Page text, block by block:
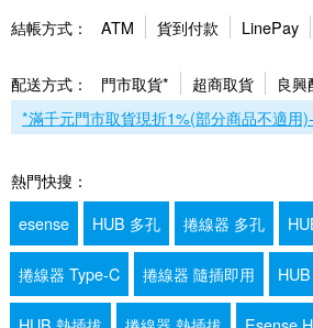
結帳方式： ATM 貨到付款 LinePay
配送方式： 門市取貨* 超商取貨
良興
*滿千元門市取貨現折1%(部分商品不適用
熱門快搜：
esense
HUB 多孔 捲線器 多孔
捲線器 Type-C 捲線器 隨插即用